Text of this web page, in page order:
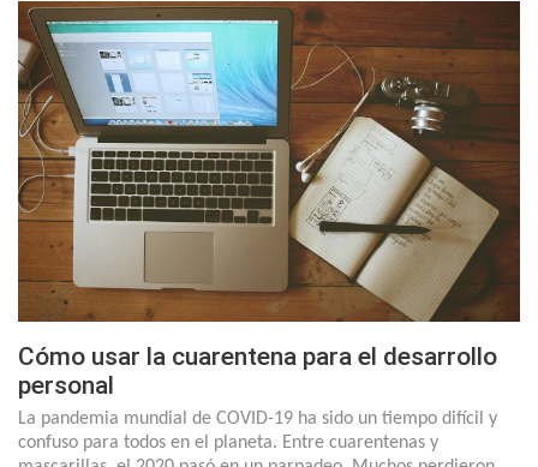
Cómo usar la cuarentena para el desarrollo
personal
La pandemia mundial de COVID-19 ha sido un tiempo difícil y
confuso para todos en el planeta. Entre cuarentenas y